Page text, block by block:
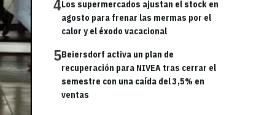
4Los supermercados ajustan el stock en
agosto para frenar las mermas por el
calor y el éxodo vacacional
5Beiersdorf activa un plan de
recuperación para NIVEA tras cerrar el
semestre con una caída del 3,5% en
ventas